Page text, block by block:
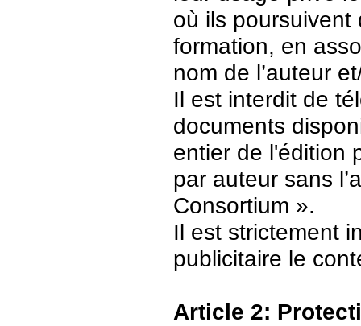
où ils
formation, en
nom de l’auteur
Il est interdit de
documents
entier de l'édition
par auteur sans
Consortium ».
Il est strictement
publicitaire le
Article 2: